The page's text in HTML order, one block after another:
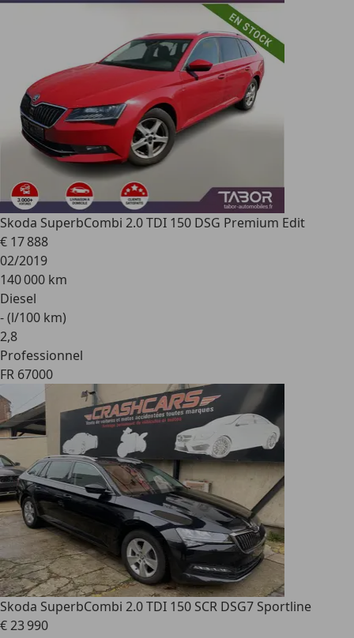
Skoda SuperbCombi 2.0 TDI 150 DSG Premium Edit
€ 17 888
02/2019
140 000 km
Diesel
- (l/100 km)
2,8
Professionnel
FR 67000
Skoda SuperbCombi 2.0 TDI 150 SCR DSG7 Sportline
€ 23 990